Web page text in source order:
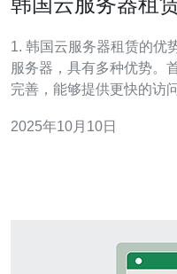
1. 韩国云服务器租赁的优势 韩国云服务器租赁相较于
服务器，具有多种优势。
完善，能够提供更快的访
资。 此外，韩国云服务器提供商通常具备强大的技术支持
2025年10月10日